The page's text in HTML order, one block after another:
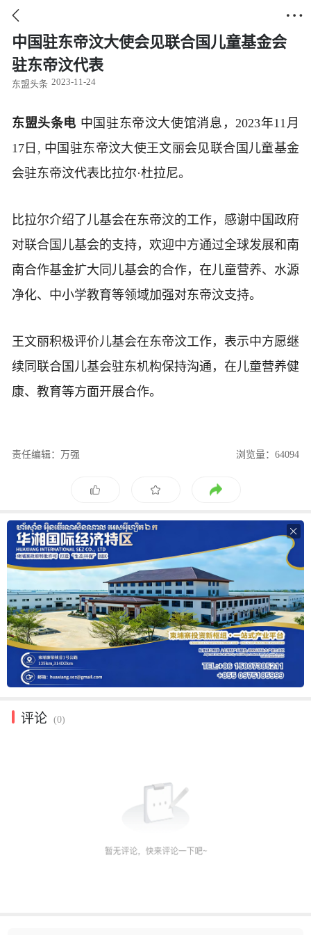
 
中国驻东帝汶大使会见联合国儿童基金会
驻东帝汶代表
东盟头条 2023-11-24
东盟头条电 中国驻东帝汶大使馆消息，2023年11月
17日, 中国驻东帝汶大使王文丽会见联合国儿童基金
会驻东帝汶代表比拉尔·杜拉尼。
比拉尔介绍了儿基会在东帝汶的工作，感谢中国政府
对联合国儿基会的支持，欢迎中方通过全球发展和南
南合作基金扩大同儿基会的合作，在儿童营养、水源
净化、中小学教育等领域加强对东帝汶支持。
王文丽积极评价儿基会在东帝汶工作，表示中方愿继
续同联合国儿基会驻东机构保持沟通，在儿童营养健
康、教育等方面开展合作。
责任编辑：万强 浏览量：64094

评论 (0)